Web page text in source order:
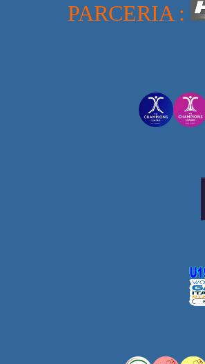
PARCERIA :